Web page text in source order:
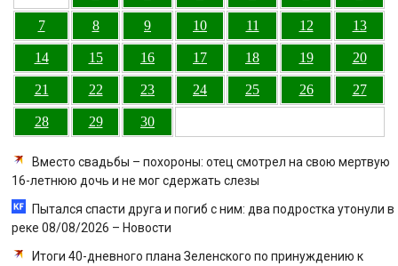
7 8 9 10 11 12 13
14 15 16 17 18 19 20
21 22 23 24 25 26 27
28 29 30
Вместо свадьбы – похороны: отец смотрел на свою мертвую
16-летнюю дочь и не мог сдержать слезы
Пытался спасти друга и погиб с ним: два подростка утонули в
реке 08/08/2026 – Новости
Итоги 40-дневного плана Зеленского по принуждению к